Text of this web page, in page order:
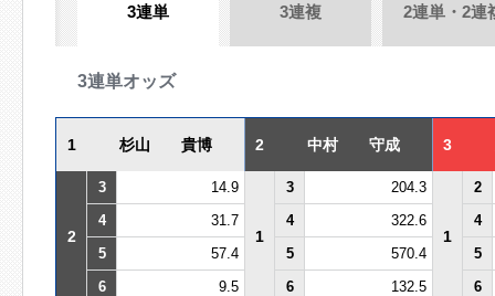
3連単 3連複 2連単・2連
3連単オッズ
1 杉山 貴博 2 中村 守成 3
2
3 14.9
1
3 204.3
1
2
4
31.7 4 322.6
4
5
57.4 5 570.4
5
6
9.5 6 132.5 6